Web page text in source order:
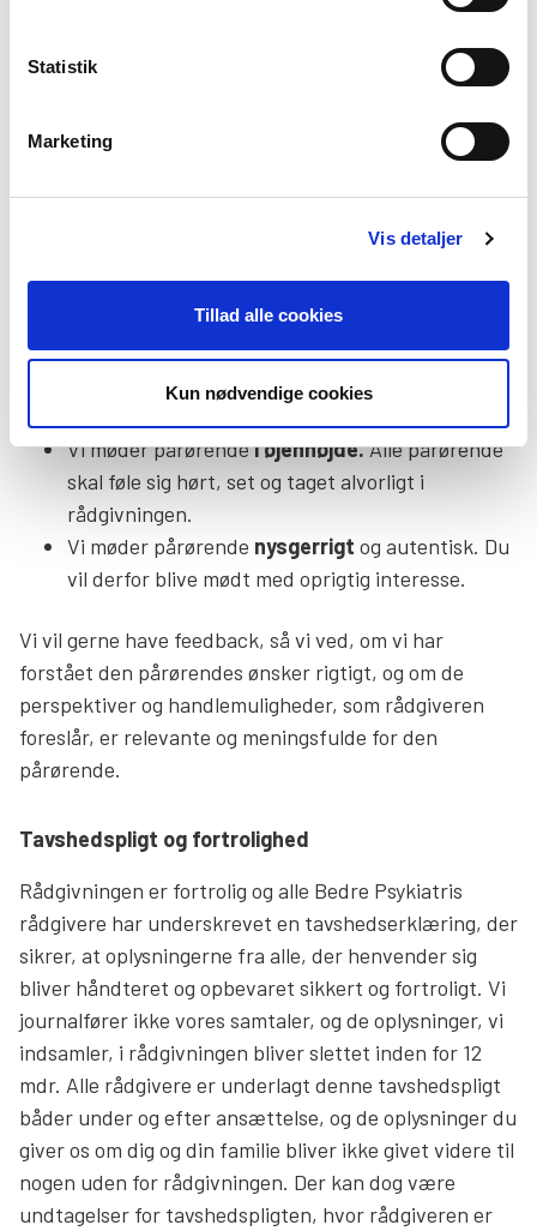
Statistik
Marketing
Vis detaljer
Tillad alle cookies
Kun nødvendige cookies
professionalisme
ift. underretnings- og afværgepligt
Værdier:
. Ingen mennesker
har samme muligheder, erfaringer eller
livsgrundlag. Derfor bestræber vi os efter at
møde dig lige der hvor du er.
Vi møder pårørendeåbentog med friske øjne. Vi
Vi møder pårørendei øjenhøjde.Alle pårørende
skal føle sig hørt, set og taget alvorligt i
rådgivningen.
Vi møder pårørende nysgerrigt og autentisk. Du
vil derfor blive mødt med oprigtig interesse.
Vi vil gerne have feedback, så vi ved, om vi har
forstået den pårørendes ønsker rigtigt, og om de
perspektiver og handlemuligheder, som rådgiveren
foreslår, er relevante og meningsfulde for den
pårørende.
Tavshedspligt og fortrolighed
Rådgivningen er fortrolig og alle Bedre Psykiatris
rådgivere har underskrevet en tavshedserklæring, der
sikrer, at oplysningerne fra alle, der henvender sig
bliver håndteret og opbevaret sikkert og fortroligt. Vi
journalfører ikke vores samtaler, og de oplysninger, vi
indsamler, i rådgivningen bliver slettet inden for 12
mdr. Alle rådgivere er underlagt denne tavshedspligt
båder under og efter ansættelse, og de oplysninger du
giver os om dig og din familie bliver ikke givet videre til
nogen uden for rådgivningen. Der kan dog være
undtagelser for tavshedspligten, hvor rådgiveren er